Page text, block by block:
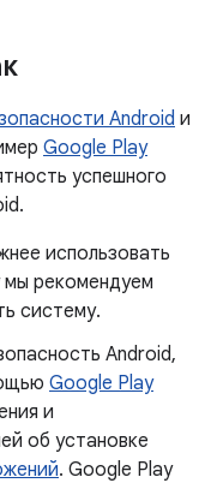
Android и
Google Play
успешного
использовать
мы рекомендуем
систему.
Android,
Google Play
и
об установке
. Google Play